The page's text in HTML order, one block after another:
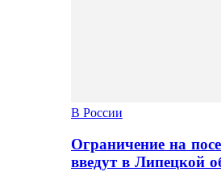
В России
Ограничение на
введут в Липецкой